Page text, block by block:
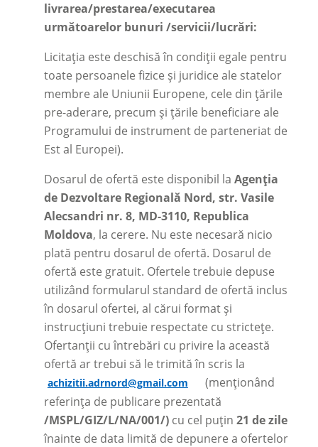
livrarea/prestarea/executarea
următoarelor bunuri /servicii/lucrări:
Licitația este deschisă în condiții egale pentru
toate persoanele fizice și juridice ale statelor
membre ale Uniunii Europene, cele din țările
pre-aderare, precum și țările beneficiare ale
Programului de instrument de parteneriat de
Est al Europei).
Dosarul de ofertă este disponibil la Agenția
de Dezvoltare Regională Nord, str. Vasile
Alecsandri nr. 8, MD-3110, Republica
Moldova, la cerere. Nu este necesară nicio
plată pentru dosarul de ofertă. Dosarul de
ofertă este gratuit. Ofertele trebuie depuse
utilizând formularul standard de ofertă inclus
în dosarul ofertei, al cărui format și
instrucțiuni trebuie respectate cu strictețe.
Ofertanții cu întrebări cu privire la această
ofertă ar trebui să le trimită în scris la
achizitii.adrnord@gmail.com
(menționând
referința de publicare prezentată
/MSPL/GIZ/L/NA/001/)cu cel puțin 21 de zile
înainte de data limită de depunere a ofertelor